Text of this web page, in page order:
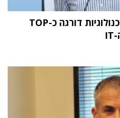
מחקר STKI השנתי: וואן טכנולוגיות דורגה כ-TOP